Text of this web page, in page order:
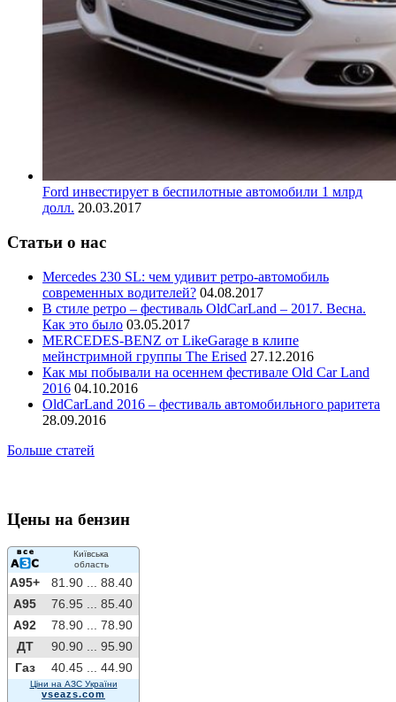
Ford инвестирует в беспилотные автомобили 1 млрд
долл. 20.03.2017
Статьи о нас
Mercedes 230 SL: чем удивит ретро-автомобиль
современных водителей? 04.08.2017
В стиле ретро – фестиваль OldCarLand – 2017. Весна.
Как это было 03.05.2017
MERCEDES-BENZ от LikeGarage в клипе
мейнстримной группы The Erised 27.12.2016
Как мы побывали на осеннем фестивале Old Car Land
2016 04.10.2016
OldCarLand 2016 – фестиваль автомобильного раритета
28.09.2016
Больше статей
Цены на бензин
Київська
область
A95+ 81.90 ...
88.40
A95
76.95 ...
85.40
A92
78.90 ...
78.90
ДТ
90.90 ...
95.90
Газ
40.45 ... 44.90
Ціни на АЗС України
vseazs.com